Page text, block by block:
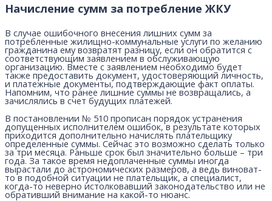
Начисление сумм за потребление ЖКУ
В случае ошибочного внесения лишних сумм за
потребленные жилищно-коммунальные услуги по желанию
гражданина ему возвратят разницу, если он обратится с
соответствующим заявлением в обслуживающую
организацию. Вместе с заявлением необходимо будет
также предоставить документ, удостоверяющий личность,
и платежные документы, подтверждающие факт оплаты.
Напомним, что ранее лишние суммы не возвращались, а
зачислялись в счет будущих платежей.
В постановлении № 510 прописан порядок устранения
допущенных исполнителем ошибок, в результате которых
приходится дополнительно начислять плательщику
определенные суммы. Сейчас это возможно сделать только
за три месяца. Раньше срок был значительно больше – три
года. За такое время недоплаченные суммы иногда
вырастали до астрономических размеров, а ведь виноват-
то в подобной ситуации не плательщик, а специалист,
когда-то неверно истолковавший законодательство или не
обративший внимание на какой-то нюанс.